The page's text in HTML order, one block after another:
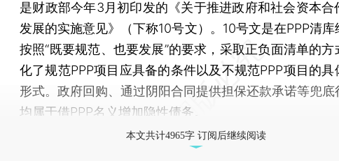
是财政部今年3月初印发的《关于推进政府和社会资本合
发展的实施意见》（下称10号文）。10号文是在PPP清库
按照“既要规范、也要发展”的要求，采取正负面清单的方
化了规范PPP项目应具备的条件以及不规范PPP项目的具
形式。政府回购、通过阴阳合同提供担保还款承诺等兜底
均属于借PPP名义增加隐性债务。
本文共计4965字 订阅后继续阅读